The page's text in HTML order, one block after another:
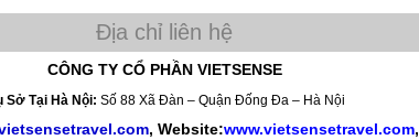
CÔNG TY CỔ PHẦN VIETSENSE
Sở Tại Hà Nội: Số 88 Xã Đàn – Quận Đống Đa – Hà Nội
, Website:www.vietsensetravel.com,